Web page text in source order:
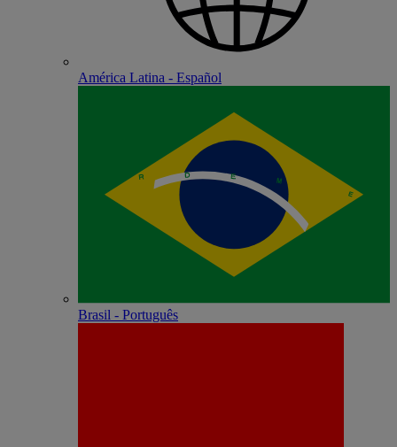
América Latina - Español
Brasil - Português